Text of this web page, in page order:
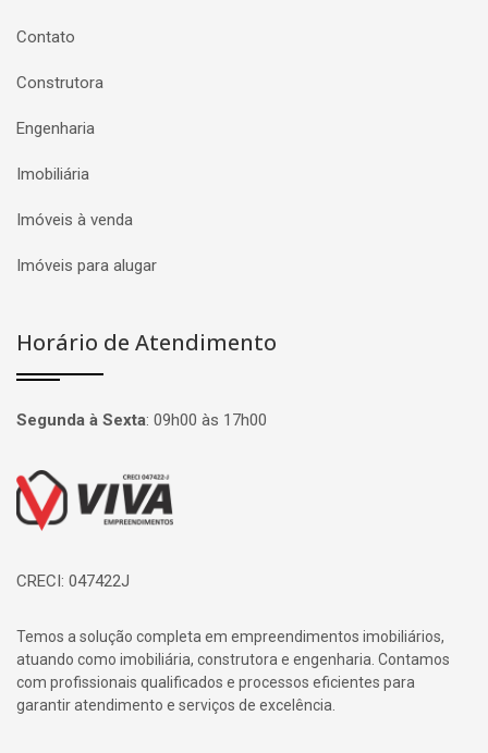
Contato
Construtora
Engenharia
Imobiliária
Imóveis à venda
Imóveis para alugar
Horário de Atendimento
Segunda à Sexta: 09h00 às 17h00
Página inicial
CRECI: 047422J
Temos a solução completa em empreendimentos imobiliários,
atuando como imobiliária, construtora e engenharia. Contamos
com profissionais qualificados e processos eficientes para
garantir atendimento e serviços de excelência.